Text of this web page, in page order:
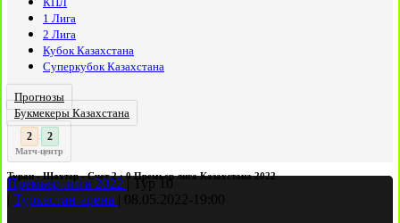
1 Лига
2 Лига
Кубок Казахстана
Суперкубок Казахстана
Прогнозы
Букмекеры Казахстана
3 : 2
Матч-центр
Туран - Шахтер - Счет 2 : 0 Премьер лига Казахстана 2022
Премьер лига 2022 | Тур 10
Туркестан-арена 08.05.2022- 19:00